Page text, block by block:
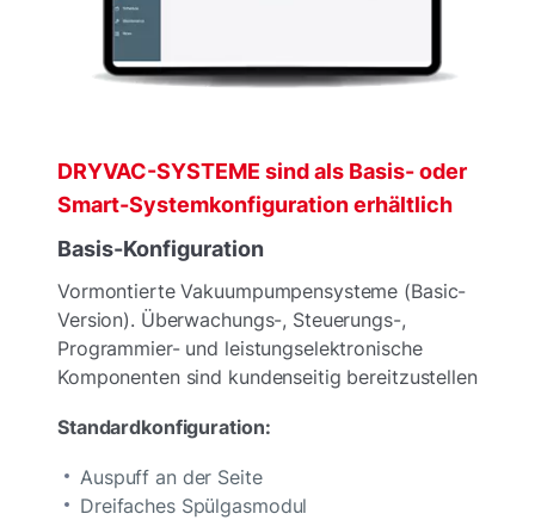
DRYVAC-SYSTEME sind als Basis- oder
Smart-Systemkonfiguration erhältlich
Basis-Konfiguration
Vormontierte Vakuumpumpensysteme (Basic-
Version). Überwachungs-, Steuerungs-,
Programmier- und leistungselektronische
Komponenten sind kundenseitig bereitzustellen
Standardkonfiguration:
Auspuff an der Seite
Dreifaches Spülgasmodul